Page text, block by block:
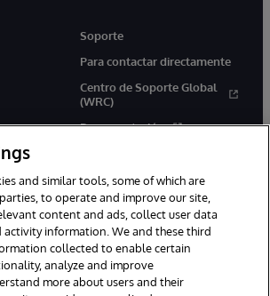
Soporte
Para contactar directamente
Centro de Soporte Global
(WRC)
Documentación
Corporation, Boston, MA. Todos los
and similar tools, some of which are
to operate and improve our site,
content and ads, collect user data
information. We and these third
collected to enable certain
analyze and improve
more about users and their